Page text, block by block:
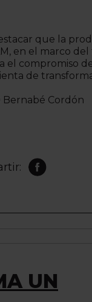
que la
en el marco
el compromiso
de
Bernabé Cordón
UN